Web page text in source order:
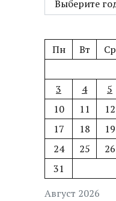
Август 2026
Пн Вт Ср
3
4 5
10
11 12
17
18 19
24
25 26
31